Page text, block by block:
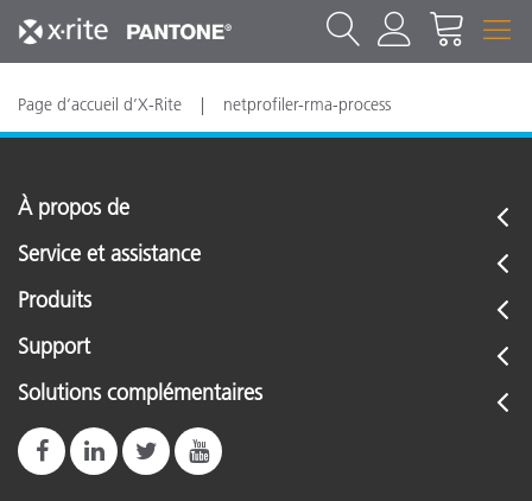
Page d’accueil d’X-Rite netprofiler-rma-process
À propos de
Service et assistance
Produits
Support
Solutions complémentaires